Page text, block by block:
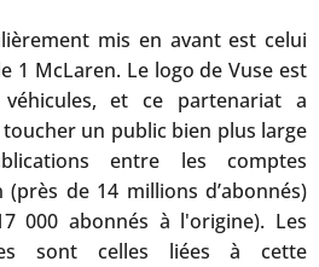
mis en avant est celui
1 McLaren. Le logo de Vuse est
et ce partenariat a
un public bien plus large
entre les comptes
de 14 millions d’abonnés)
000 abonnés à l'origine). Les
sont celles liées à cette